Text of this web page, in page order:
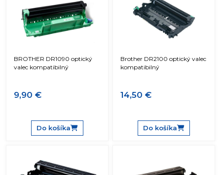
BROTHER DR1090 optický
valec kompatibilný
9,90 €
Do košíka
Brother DR2100 optický valec
kompatibilný
14,50 €
Do košíka